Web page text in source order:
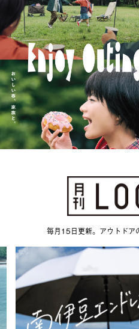
毎月15日更新。アウトドア